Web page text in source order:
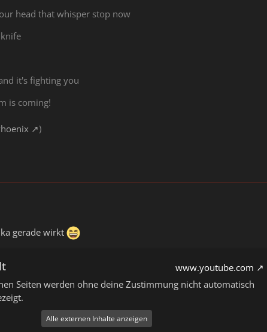
head that whisper stop now
it's fighting you
is coming!
)
gerade wirkt
www.youtube.com
Seiten werden ohne deine Zustimmung nicht automatisch
Alle externen Inhalte anzeigen